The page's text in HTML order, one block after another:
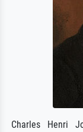
Charles Henri